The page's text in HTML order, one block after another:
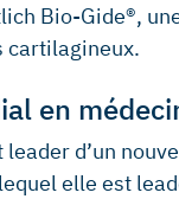
Bio-Gide®,
cartilagineux.
en
d’un
elle est